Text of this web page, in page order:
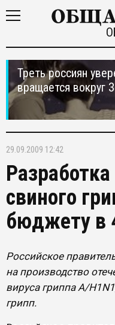
Треть россиян
вращается вокруг
29.09.2009 12:42
свиного
бюджету в
Российское
на производство
вируса гриппа A/
грипп.